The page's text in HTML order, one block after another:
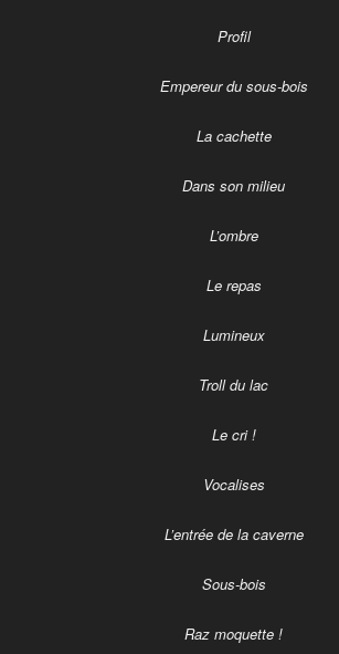
Profil
Empereur du sous-bois
La cachette
Dans son milieu
L’ombre
Le repas
Lumineux
Troll du lac
Le cri !
Vocalises
L’entrée de la caverne
Sous-bois
Raz moquette !